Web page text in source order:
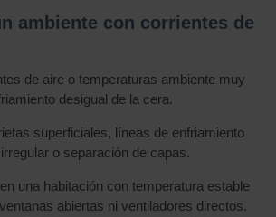
ambiente con corrientes de
de aire o temperaturas ambiente muy
desigual de la cera.
superficiales, líneas de enfriamiento
o separación de capas.
una habitación con temperatura estable
abiertas ni ventiladores directos.